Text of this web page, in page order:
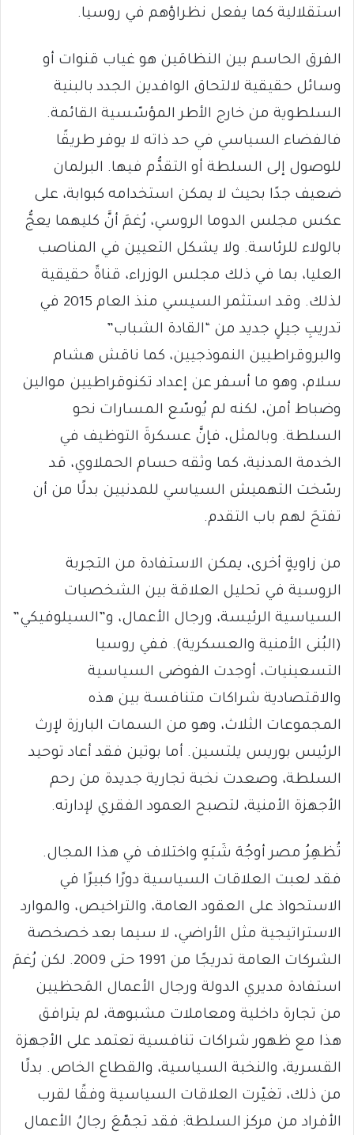
استقلالية كما يفعل نظراؤهم في روسيا.
الفرق الحاسم بين النظامَين هو غياب قنوات أو
وسائل حقيقية لالتحاق الوافدين الجدد بالبنية
السلطوية من خارج الأطر المؤسّسية القائمة.
فالفضاء السياسي في حد ذاته لا يوفر طريقًا
للوصول إلى السلطة أو التقدُّم فيها. البرلمان
ضعيف جدًا بحيث لا يمكن استخدامه كبوابة، على
عكس مجلس الدوما الروسي، رُغمَ أنَّ كليهما يعجُّ
بالولاء للرئاسة. ولا يشكل التعيين في المناصب
العليا، بما في ذلك مجلس الوزراء، قناةً حقيقية
لذلك. وقد استثمر السيسي منذ العام 2015 في
تدريبِ جيلٍ جديد من “القادة الشباب”
والبروقراطيين النموذجيين، كما ناقش هشام
سلام، وهو ما أسفر عن إعداد تكنوقراطيين موالين
وضباط أمن، لكنه لم يُوسّع المسارات نحو
السلطة. وبالمثل، فإنَّ عسكرةَ التوظيف في
الخدمة المدنية، كما وثقه حسام الحملاوي، قد
رسّخت التهميش السياسي للمدنيين بدلًا من أن
تفتحَ لهم باب التقدم.
من زاويةٍ أخرى، يمكن الاستفادة من التجربة
الروسية في تحليل العلاقة بين الشخصيات
السياسية الرئيسة، ورجال الأعمال، و”السيلوفيكي”
(البُنى الأمنية والعسكرية). ففي روسيا
التسعينيات، أوجدت الفوضى السياسية
والاقتصادية شراكات متنافسة بين هذه
المجموعات الثلاث، وهو من السمات البارزة لإرث
الرئيس بوريس يلتسين. أما بوتين فقد أعاد توحيد
السلطة، وصعدت نخبة تجارية جديدة من رحم
الأجهزة الأمنية، لتصبح العمود الفقري لإدارته.
تُظهِرُ مصر أوجُهَ شَبَهٍ واختلاف في هذا المجال.
فقد لعبت العلاقات السياسية دورًا كبيرًا في
الاستحواذ على العقود العامة، والتراخيص، والموارد
الاستراتيجية مثل الأراضي، لا سيما بعد خصخصة
الشركات العامة تدريجًا من 1991 حتى 2009. لكن رُغمَ
استفادة مديري الدولة ورجال الأعمال المَحظيين
من تجارة داخلية ومعاملات مشبوهة، لم يترافق
هذا مع ظهور شراكات تنافسية تعتمد على الأجهزة
القسرية، والنخبة السياسية، والقطاع الخاص. بدلًا
من ذلك، تغيّرت العلاقات السياسية وفقًا لقرب
الأفراد من مركز السلطة: فقد تجمّعَ رجالُ الأعمال